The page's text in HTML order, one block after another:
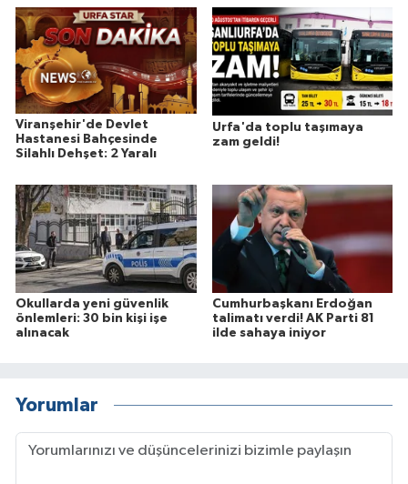
Viranşehir'de Devlet
Hastanesi Bahçesinde
Silahlı Dehşet: 2 Yaralı
Urfa'da toplu taşımaya
zam geldi!
Okullarda yeni güvenlik
önlemleri: 30 bin kişi işe
alınacak
Cumhurbaşkanı Erdoğan
talimatı verdi! AK Parti 81
ilde sahaya iniyor
Yorumlar